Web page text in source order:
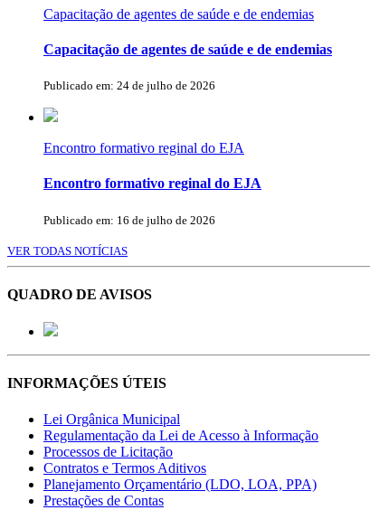
Capacitação de agentes de saúde e de endemias
Capacitação de agentes de saúde e de endemias
Publicado em: 24 de julho de 2026
Encontro formativo reginal do EJA
Encontro formativo reginal do EJA
Publicado em: 16 de julho de 2026
VER TODAS NOTÍCIAS
QUADRO DE AVISOS
INFORMAÇÕES ÚTEIS
Lei Orgânica Municipal
Regulamentação da Lei de Acesso à Informação
Processos de Licitação
Contratos e Termos Aditivos
Planejamento Orçamentário (LDO, LOA, PPA)
Prestações de Contas